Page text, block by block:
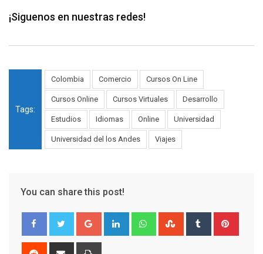
¡Siguenos en nuestras redes!
Tags:
Colombia Comercio Cursos On Line
Cursos Online Cursos Virtuales Desarrollo
Estudios Idiomas Online Universidad
Universidad del los Andes Viajes
You can share this post!
Google+ LinkedIn WhatsappStumbleUpon
Tumblr
Reddit Share